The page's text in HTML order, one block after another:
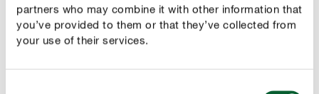
partners who may combine it with other information that
you’ve provided to them or that they’ve collected from
your use of their services.
Stosowanie